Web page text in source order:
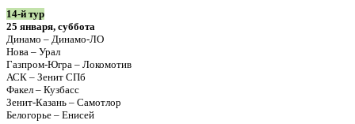
14-й тур
25 января, суббота
Динамо – Динамо-ЛО
Нова – Урал
Газпром-Югра – Локомотив
АСК – Зенит СПб
Факел – Кузбасс
Зенит-Казань – Самотлор
Белогорье – Енисей